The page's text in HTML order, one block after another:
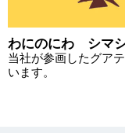
わにのにわ シマ
当社が参画したグア
います。